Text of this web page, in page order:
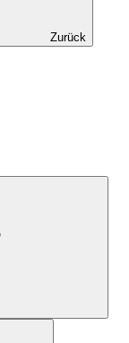
Zurück